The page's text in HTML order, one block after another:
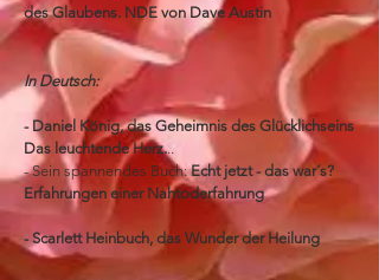
des Glaubens. NDE von Dave Austin
In Deutsch:
- Daniel König, das Geheimnis des Glücklichseins
Das leuchtende Herz...
- Sein spannendes Buch:Echt jetzt - das war´s?
Erfahrungen einer Nahtoderfahrung
- Scarlett Heinbuch, das Wunder der Heilung